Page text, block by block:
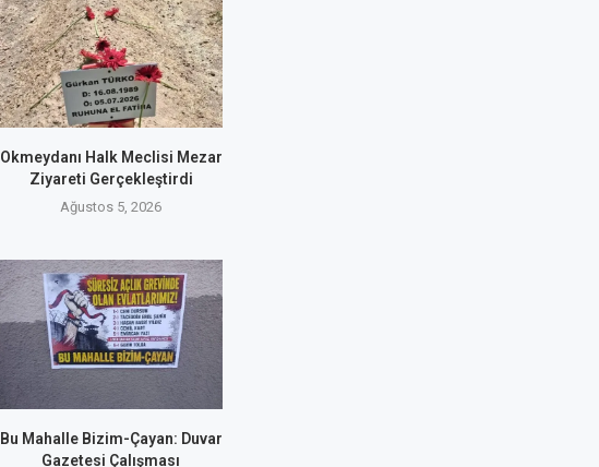
Okmeydanı Halk Meclisi Mezar
Ziyareti Gerçekleştirdi
Ağustos 5, 2026
Bu Mahalle Bizim-Çayan: Duvar
Gazetesi Çalışması